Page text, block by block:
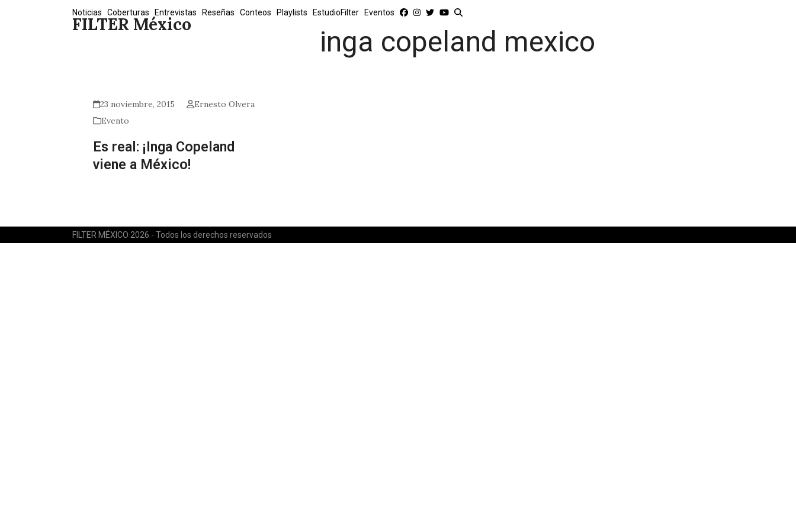
FILTER México
Noticias Coberturas Entrevistas Reseñas Conteos Playlists EstudioFilter Eventos
inga copeland mexico
23 noviembre, 2015
Ernesto Olvera
Evento
Es real: ¡Inga Copeland
viene a México!
FILTER MÉXICO 2026 - Todos los derechos reservados